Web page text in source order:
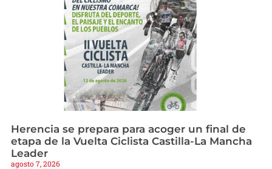
Herencia se prepara para acoger un final de
etapa de la Vuelta Ciclista Castilla-La Mancha
Leader
agosto 7, 2026